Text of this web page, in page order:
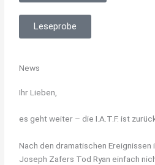
Leseprobe
News
Ihr Lieben,
es geht weiter – die I.A.T.F. ist
Nach den dramatischen Ereignissen
Joseph Zafers Tod Ryan einfach